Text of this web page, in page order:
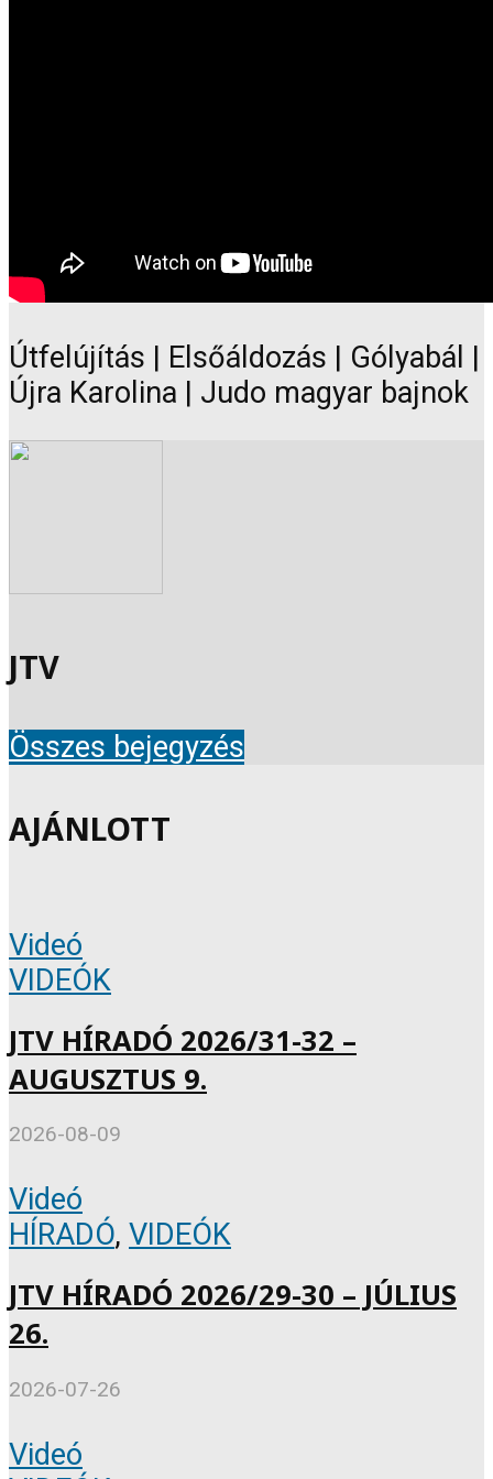
Útfelújítás | Elsőáldozás | Gólyabál |
Újra Karolina | Judo magyar bajnok
JTV
Összes bejegyzés
AJÁNLOTT
Videó
VIDEÓK
JTV HÍRADÓ 2026/31-32 –
AUGUSZTUS 9.
2026-08-09
Videó
HÍRADÓ, VIDEÓK
JTV HÍRADÓ 2026/29-30 – JÚLIUS
26.
2026-07-26
Videó